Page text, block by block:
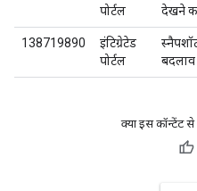
पोर्टल
देखने
138719890
इंटिग्रेटेड
पोर्टल
बदलाव
क्या इस कॉन्टेंट